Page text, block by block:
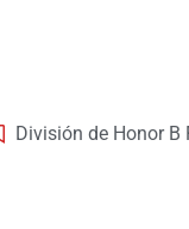
División de Honor B